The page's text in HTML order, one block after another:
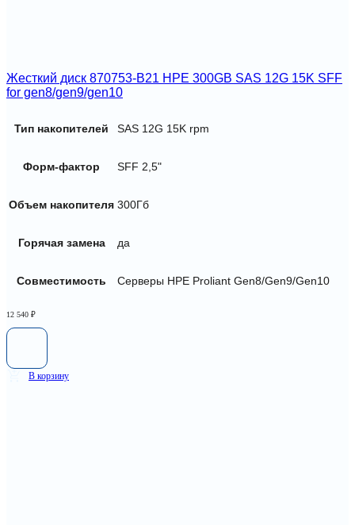
Жесткий диск 870753-B21 HPE 300GB SAS 12G 15K SFF
for gen8/gen9/gen10
Тип накопителей SAS 12G 15K rpm
Форм-фактор SFF 2,5"
Объем накопителя 300Гб
Горячая замена да
Совместимость Серверы HPE Proliant Gen8/Gen9/Gen10
12 540 ₽
В корзину